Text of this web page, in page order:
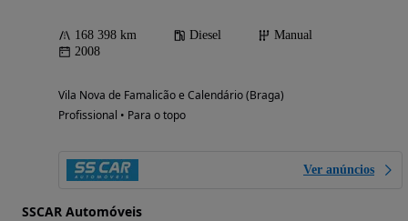
168 398 km Diesel
Manual
2008
Vila Nova de Famalicão e Calendário (Braga)
Profissional • Para o topo
Ver anúncios
SSCAR Automóveis